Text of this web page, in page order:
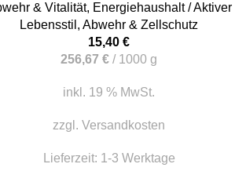
& Vitalität, Energiehaushalt / Aktiver
Lebensstil ,Abwehr & Zellschutz
15,40€
256,67€ / 1000 g
inkl. 19 % MwSt.
zzgl.Versandkosten
Lieferzeit: 1-3 Werktage